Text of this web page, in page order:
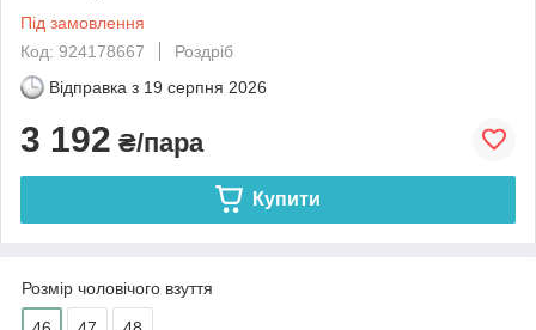
Під замовлення
Код: 924178667
Роздріб
Відправка з 19 серпня 2026
3 192 ₴/пара
Купити
Розмір чоловічого взуття